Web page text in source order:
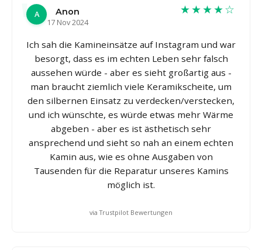
A
Anon
17 Nov 2024
★★★★☆
Ich sah die Kamineinsätze auf Instagram und war
besorgt, dass es im echten Leben sehr falsch
aussehen würde - aber es sieht großartig aus -
man braucht ziemlich viele Keramikscheite, um
den silbernen Einsatz zu verdecken/verstecken,
und ich wünschte, es würde etwas mehr Wärme
abgeben - aber es ist ästhetisch sehr
ansprechend und sieht so nah an einem echten
Kamin aus, wie es ohne Ausgaben von
Tausenden für die Reparatur unseres Kamins
möglich ist.
via Trustpilot Bewertungen